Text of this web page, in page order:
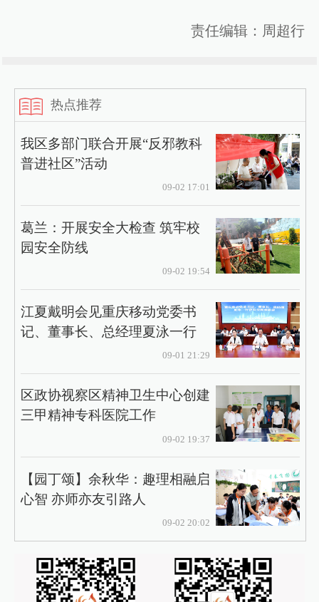
责任编辑：周超行
热点推荐
我区多部门联合开展“反邪教科
普进社区”活动
09-02 17:01
葛兰：开展安全大检查 筑牢校
园安全防线
09-02 19:54
江夏戴明会见重庆移动党委书
记、董事长、总经理夏泳一行
09-01 21:29
区政协视察区精神卫生中心创建
三甲精神专科医院工作
09-02 19:37
【园丁颂】余秋华：趣理相融启
心智 亦师亦友引路人​
09-02 20:02